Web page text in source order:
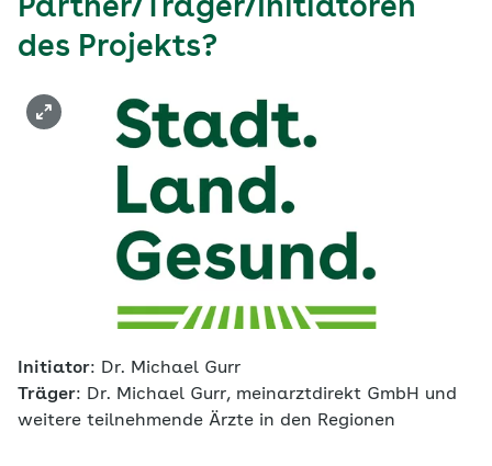
Partner/Träger/Initiatoren
des Projekts?
Initiator: Dr. Michael Gurr
Träger: Dr. Michael Gurr, meinarztdirekt GmbH und
weitere teilnehmende Ärzte in den Regionen